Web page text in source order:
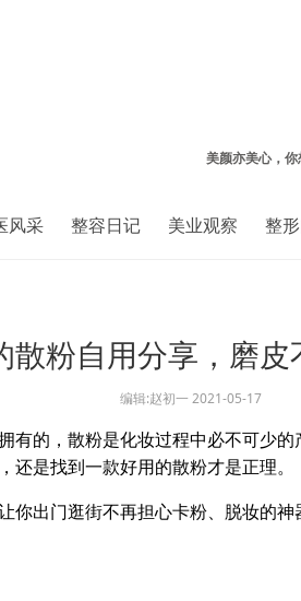
美颜亦美心，你
风采 整容日记 美业观察 整
散粉自用分享，磨
编辑:赵初一2021-05-17
有的，散粉是化妆过程中必不可少
是找到一款好用的散粉才是正理。
你出门逛街不再担心卡粉、脱妆的